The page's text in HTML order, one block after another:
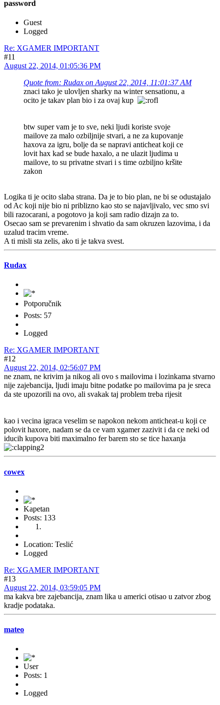
password
Guest
Logged
Re: XGAMER IMPORTANT
#11
August 22, 2014, 01:05:36 PM
Quote from: Rudax on August 22, 2014, 11:01:37 AM
znaci tako je ulovljen sharky na winter sensationu, a
ocito je takav plan bio i za ovaj kup
btw super vam je to sve, neki ljudi koriste svoje
mailove za malo ozbiljnije stvari, a ne za kupovanje
haxova za igru, bolje da se napravi anticheat koji ce
lovit hax kad se bude haxalo, a ne ulazit ljudima u
mailove, to su privatne stvari i s time ozbiljno kršite
zakon
Logika ti je ocito slaba strana. Da je to bio plan, ne bi se odustajalo
od Ac koji nije bio ni priblizno kao sto se najavljivalo, vec smo svi
bili razocarani, a pogotovo ja koji sam radio dizajn za to.
Osecao sam se prevarenim i shvatio da sam okruzen lazovima, i da
uzalud tracim vreme.
A ti misli sta zelis, ako ti je takva svest.
Rudax
Potporučnik
Posts: 57
Logged
Re: XGAMER IMPORTANT
#12
August 22, 2014, 02:56:07 PM
ne znam, ne krivim ja nikog ali ovo s mailovima i lozinkama stvarno
nije zajebancija, ljudi imaju bitne podatke po mailovima pa je sreca
da ste upozorili na ovo, ali svakak taj problem treba rijesit
kao i vecina igraca veselim se napokon nekom anticheat-u koji ce
polovit haxore, nadam se da ce vam xgamer zazivit i da ce neki od
iducih kupova biti maximalno fer barem sto se tice haxanja
cowex
Kapetan
Posts: 133
Location: Teslić
Logged
Re: XGAMER IMPORTANT
#13
August 22, 2014, 03:59:05 PM
ma kakva bre zajebancija, znam lika u americi otisao u zatvor zbog
kradje podataka.
mateo
User
Posts: 1
Logged